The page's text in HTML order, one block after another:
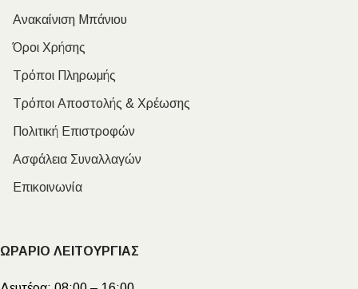
Ανακαίνιση Μπάνιου
Όροι Χρήσης
Τρόποι Πληρωμής
Τρόποι Αποστολής & Χρέωσης
Πολιτική Επιστροφών
Ασφάλεια Συναλλαγών
Επικοινωνία
ΩΡΑΡΙΟ ΛΕΙΤΟΥΡΓΙΑΣ